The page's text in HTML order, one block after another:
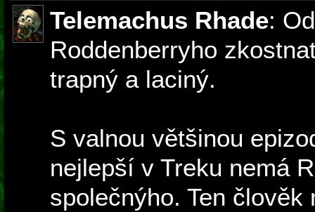
Telemachus Rhade:
Roddenberryho
trapný a laciný.
S valnou většinou
nejlepší v Treku nemá
společnýho. Ten